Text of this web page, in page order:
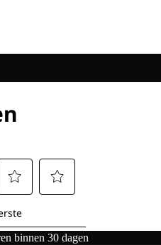
binnen 30 dagen